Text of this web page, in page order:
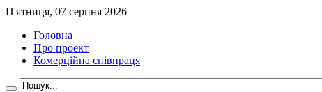
П'ятниця, 07 серпня 2026
Головна
Про проект
Комерційна співпраця